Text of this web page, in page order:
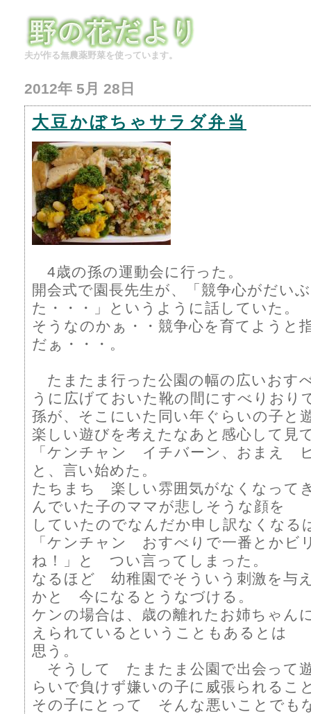
夫が作る無農薬野菜を使っています。
2012年 5月 28日
大豆かぼちゃサラダ弁当
4歳の孫の運動会に行った。
開会式で園長先生が、「競争心がだい
た・・・」というように話していた。
そうなのかぁ・・競争心を育てようと
だぁ・・・。
たまたま行った公園の幅の広いおす
うに広げておいた靴の間にすべりおり
孫が、そこにいた同い年ぐらいの子と
楽しい遊びを考えたなあと感心して
「ケンチャン イチバーン、おまえ
と、言い始めた。
たちまち 楽しい雰囲気がなくなって
んでいた子のママが悲しそうな顔を
していたのでなんだか申し訳なくなる
「ケンチャン おすべりで一番とか
ね！」と つい言ってしまった。
なるほど 幼稚園でそういう刺激を与
かと 今になるとうなづける。
ケンの場合は、歳の離れたお姉ちゃん
えられているということもあるとは
思う。
そうして たまたま公園で出会って
らいで負けず嫌いの子に威張られるこ
その子にとって そんな悪いことでも